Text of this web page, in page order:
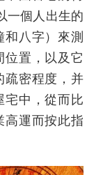
一個人出生的
八字）來測
位置，以及它
疏密程度，并
宅中，從而比
高運而按此指